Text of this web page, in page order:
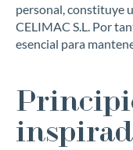
personal, constituye
CELIMAC S.L. Por
esencial para